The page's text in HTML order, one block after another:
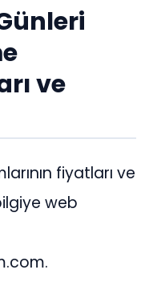
ve
fiyatları ve
web